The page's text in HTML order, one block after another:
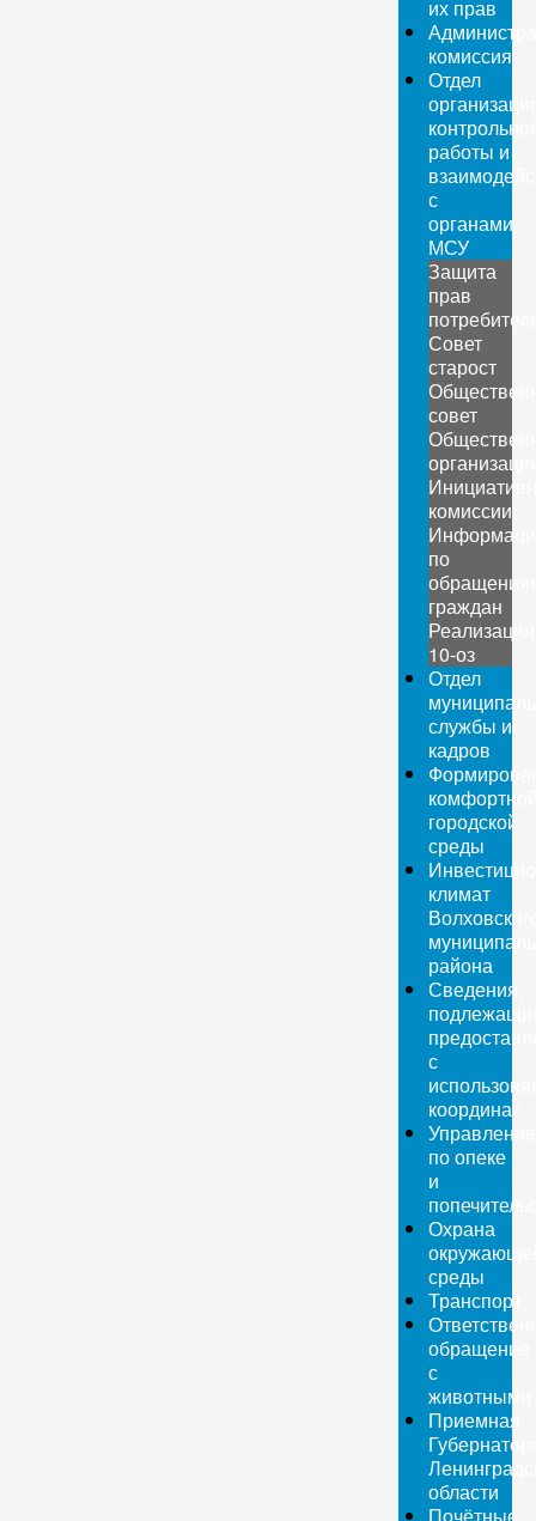
их прав
комиссия
Отдел
работы и
с
органами
МСУ
Защита
прав
Совет
старост
совет
комиссии
по
граждан
Реализация
10-оз
Отдел
службы и
кадров
городской
среды
климат
района
Сведения,
с
координат
Управление
по опеке
и
Охрана
среды
Транспорт
обращение
с
животными
Приемная
области